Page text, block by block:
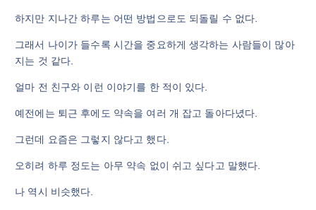
하지만 지나간 하루는 어떤 방법으로도 되돌릴 수 없다.
그래서 나이가 들수록 시간을 중요하게 생각하는 사람들이 많아
지는 것 같다.
얼마 전 친구와 이런 이야기를 한 적이 있다.
예전에는 퇴근 후에도 약속을 여러 개 잡고 돌아다녔다.
그런데 요즘은 그렇지 않다고 했다.
오히려 하루 정도는 아무 약속 없이 쉬고 싶다고 말했다.
나 역시 비슷했다.